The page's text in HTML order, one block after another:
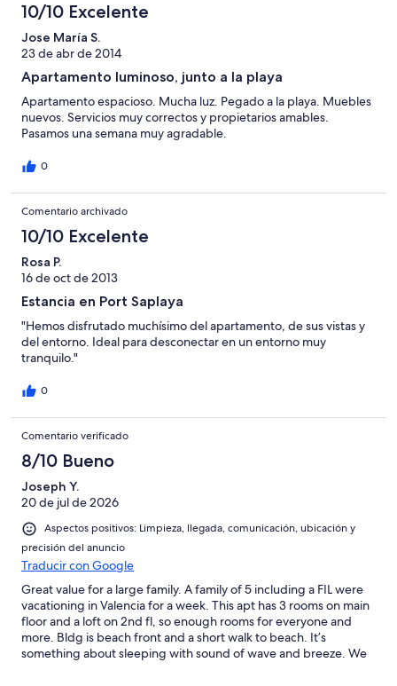
10/10 Excelente
Jose María S.
23 de abr de 2014
Apartamento luminoso, junto a la playa
Apartamento espacioso. Mucha luz. Pegado a la playa. Muebles
nuevos. Servicios muy correctos y propietarios amables.
Pasamos una semana muy agradable.
0
Comentario archivado
10/10 Excelente
Rosa P.
16 de oct de 2013
Estancia en Port Saplaya
"Hemos disfrutado muchísimo del apartamento, de sus vistas y
del entorno. Ideal para desconectar en un entorno muy
tranquilo."
0
Comentario verificado
8/10 Bueno
Joseph Y.
20 de jul de 2026
Aspectos positivos: Limpieza, llegada, comunicación, ubicación y
precisión del anuncio
Traducir con Google
Great value for a large family. A family of 5 including a FIL were
vacationing in Valencia for a week. This apt has 3 rooms on main
floor and a loft on 2nd fl, so enough rooms for everyone and
more. Bldg is beach front and a short walk to beach. It’s
something about sleeping with sound of wave and breeze. We